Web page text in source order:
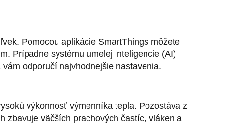
Pomocou aplikácie SmartThings môžete
Prípadne systému umelej inteligencie (AI)
odporučí najvhodnejšie nastavenia.
výkonnosť výmenníka tepla. Pozostáva z
zbavuje väčších prachových častíc, vláken a